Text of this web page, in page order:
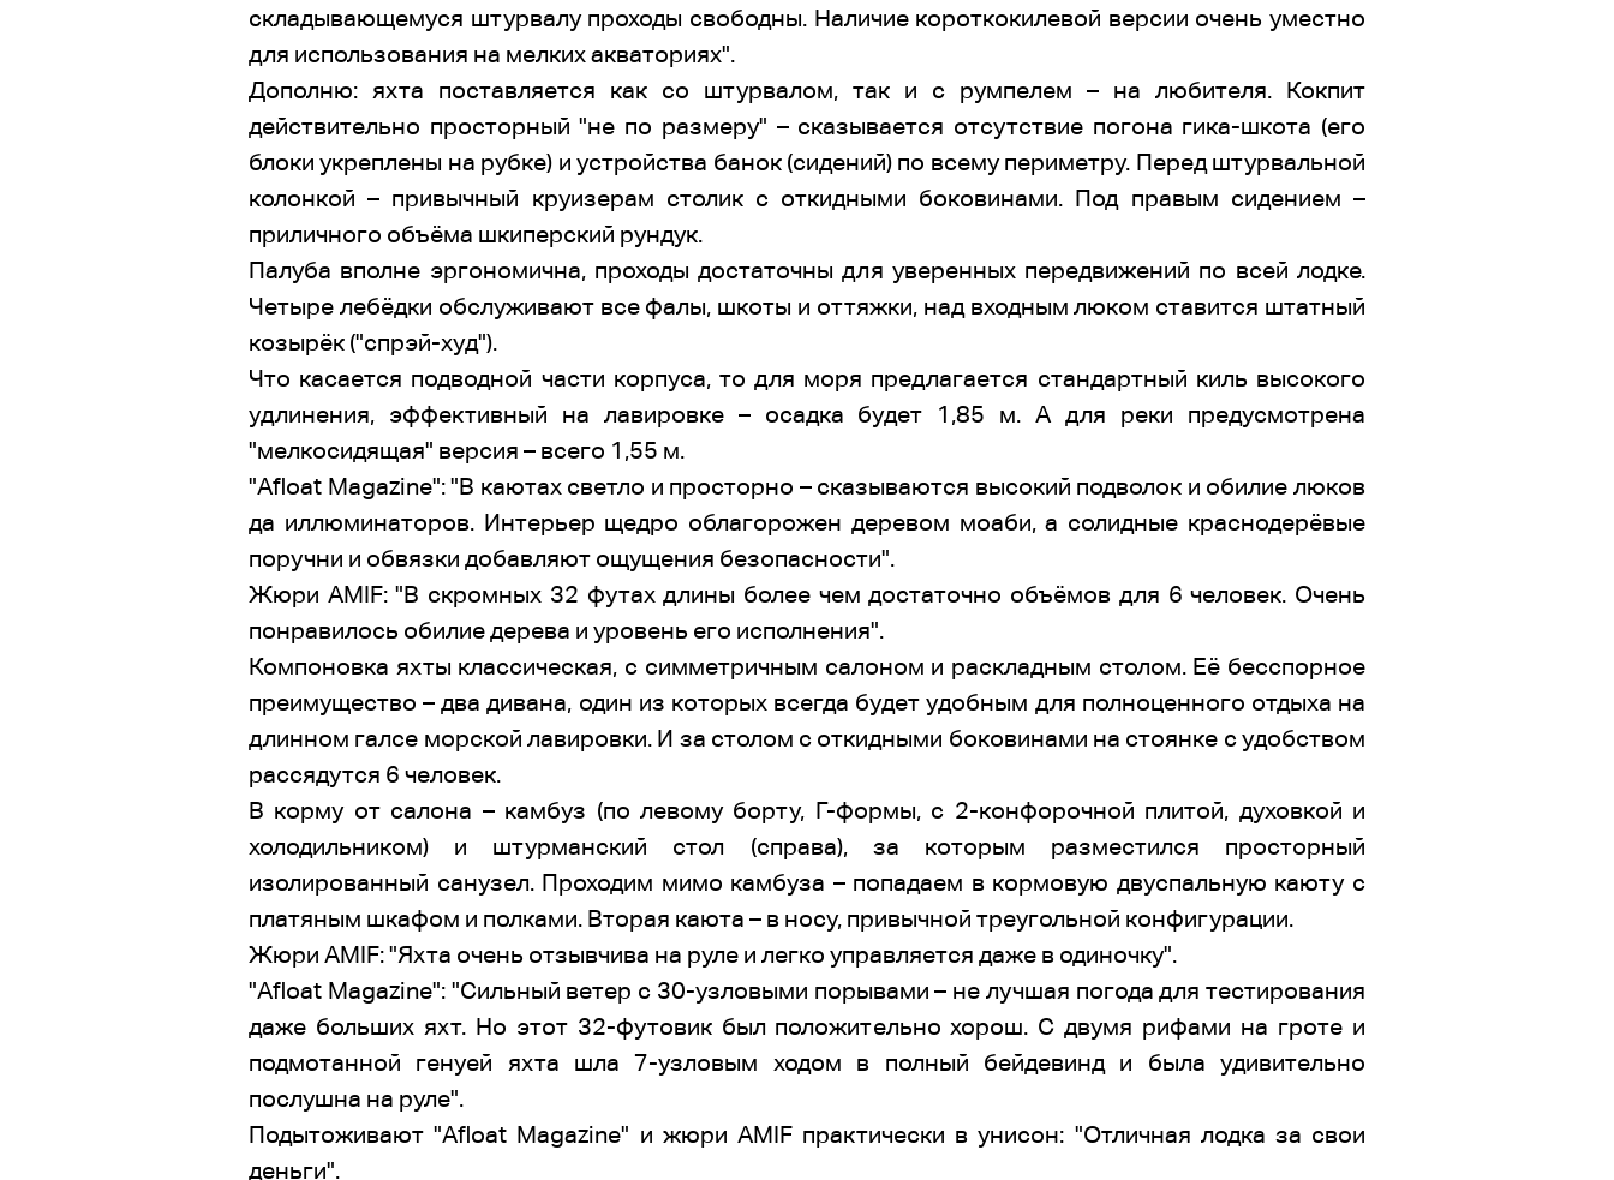
складывающемуся штурвалу проходы свободны. Наличие короткокилевой версии очень уместно
для использования на мелких акваториях".
Дополню: яхта поставляется как со штурвалом, так и с румпелем – на любителя. Кокпит
действительно просторный "не по размеру" – сказывается отсутствие погона гика-шкота (его
блоки укреплены на рубке) и устройства банок (сидений) по всему периметру. Перед штурвальной
колонкой – привычный круизерам столик с откидными боковинами. Под правым сидением –
приличного объёма шкиперский рундук.
Палуба вполне эргономична, проходы достаточны для уверенных передвижений по всей лодке.
Четыре лебёдки обслуживают все фалы, шкоты и оттяжки, над входным люком ставится штатный
козырёк ("спрэй-худ").
Что касается подводной части корпуса, то для моря предлагается стандартный киль высокого
удлинения, эффективный на лавировке – осадка будет 1,85 м. А для реки предусмотрена
"мелкосидящая" версия – всего 1,55 м.
"Afloat Magazine": "В каютах светло и просторно – сказываются высокий подволок и обилие люков
да иллюминаторов. Интерьер щедро облагорожен деревом моаби, а солидные краснодерёвые
поручни и обвязки добавляют ощущения безопасности".
Жюри AMIF: "В скромных 32 футах длины более чем достаточно объёмов для 6 человек. Очень
понравилось обилие дерева и уровень его исполнения".
Компоновка яхты классическая, с симметричным салоном и раскладным столом. Её бесспорное
преимущество – два дивана, один из которых всегда будет удобным для полноценного отдыха на
длинном галсе морской лавировки. И за столом с откидными боковинами на стоянке с удобством
рассядутся 6 человек.
В корму от салона – камбуз (по левому борту, Г-формы, с 2-конфорочной плитой, духовкой и
холодильником) и штурманский стол (справа), за которым разместился просторный
изолированный санузел. Проходим мимо камбуза – попадаем в кормовую двуспальную каюту с
платяным шкафом и полками. Вторая каюта – в носу, привычной треугольной конфигурации.
Жюри AMIF: "Яхта очень отзывчива на руле и легко управляется даже в одиночку".
"Afloat Magazine": "Сильный ветер с 30-узловыми порывами – не лучшая погода для тестирования
даже больших яхт. Но этот 32-футовик был положительно хорош. С двумя рифами на гроте и
подмотанной генуей яхта шла 7-узловым ходом в полный бейдевинд и была удивительно
послушна на руле".
Подытоживают "Afloat Magazine" и жюри AMIF практически в унисон: "Отличная лодка за свои
деньги".